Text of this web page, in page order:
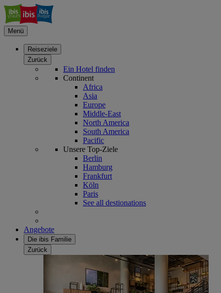
Menü
Reiseziele
Zurück
Ein Hotel finden
Continent
Africa
Asia
Europe
Middle-East
North America
South America
Pacific
Unsere Top-Ziele
Berlin
Hamburg
Frankfurt
Köln
Paris
See all destionations
Angebote
Die ibis Familie
Zurück